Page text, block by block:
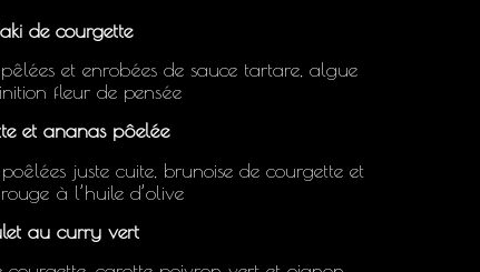
de courgette
et enrobées de sauce tartare, algue
fleur de pensée
et ananas pôelée
juste cuite, brunoise de courgette et
à l’huile d’olive
au curry vert